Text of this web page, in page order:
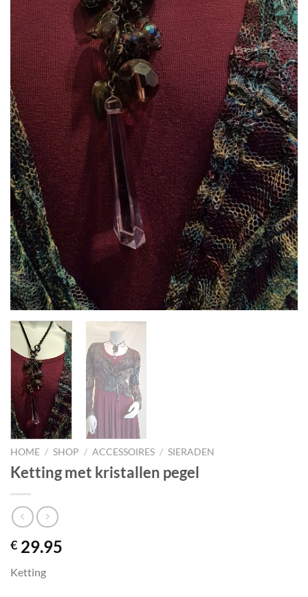
HOME / SHOP / ACCESSOIRES / SIERADEN
Ketting met kristallen pegel
€ 29.95
Ketting